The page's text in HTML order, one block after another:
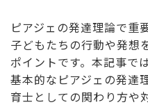
ピアジェの発達理論で重
子どもたちの行動や発想
ポイントです。本記事で
基本的なピアジェの発達
育士としての関わり方や